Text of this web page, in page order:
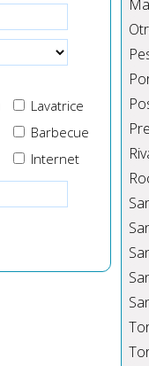
Lavatrice
Barbecue
Internet